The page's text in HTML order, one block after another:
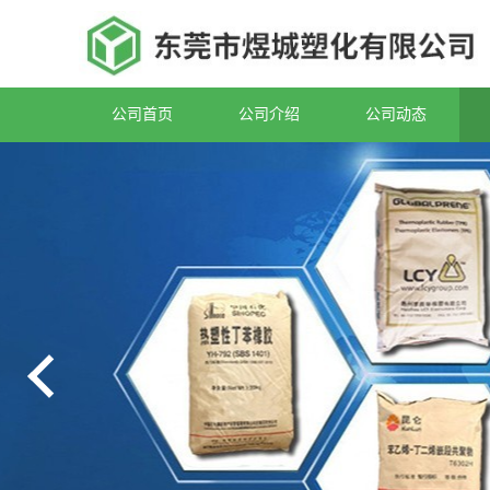
公司首页 公司介绍 公司动态